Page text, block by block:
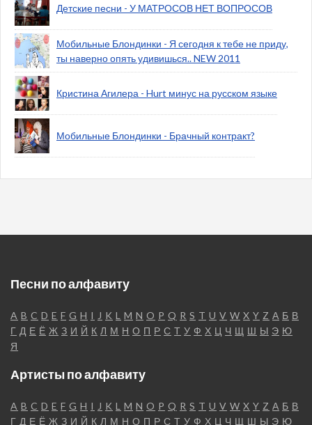
Детские песни - У МАТРОСОВ НЕТ ВОПРОСОВ
Мобильные Блондинки - Я сегодня к тебе не приду,
ты наверно опять удивишься.. NEW 2011
Кристина Агилера - Hurt минус на русском языке
Мобильные Блондинки - Брачный контракт?
Песни по алфавиту
A B C D E F G H I J K L M N O P Q R S T U V W X Y Z А Б В
Г Д Е Ё Ж З И Й К Л М Н О П Р С Т У Ф Х Ц Ч Щ Ш Ы Э Ю
Я
Артисты по алфавиту
A B C D E F G H I J K L M N O P Q R S T U V W X Y Z А Б В
Г Д Е Ё Ж З И Й К Л М Н О П Р С Т У Ф Х Ц Ч Щ Ш Ы Э Ю